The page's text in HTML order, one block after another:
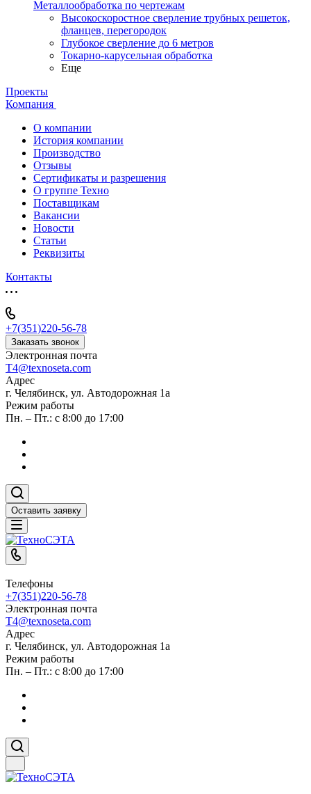
Металлообработка по чертежам
Высокоскоростное сверление трубных решеток,
фланцев, перегородок
Глубокое сверление до 6 метров
Токарно-карусельная обработка
Еще
Проекты
Компания
О компании
История компании
Производство
Отзывы
Сертификаты и разрешения
О группе Техно
Поставщикам
Вакансии
Новости
Статьи
Реквизиты
Контакты
+7(351)220-56-78
Заказать звонок
Электронная почта
T4@texnoseta.com
Адрес
г. Челябинск, ул. Автодорожная 1а
Режим работы
Пн. – Пт.: с 8:00 до 17:00
Оставить заявку
Телефоны
+7(351)220-56-78
Электронная почта
T4@texnoseta.com
Адрес
г. Челябинск, ул. Автодорожная 1а
Режим работы
Пн. – Пт.: с 8:00 до 17:00